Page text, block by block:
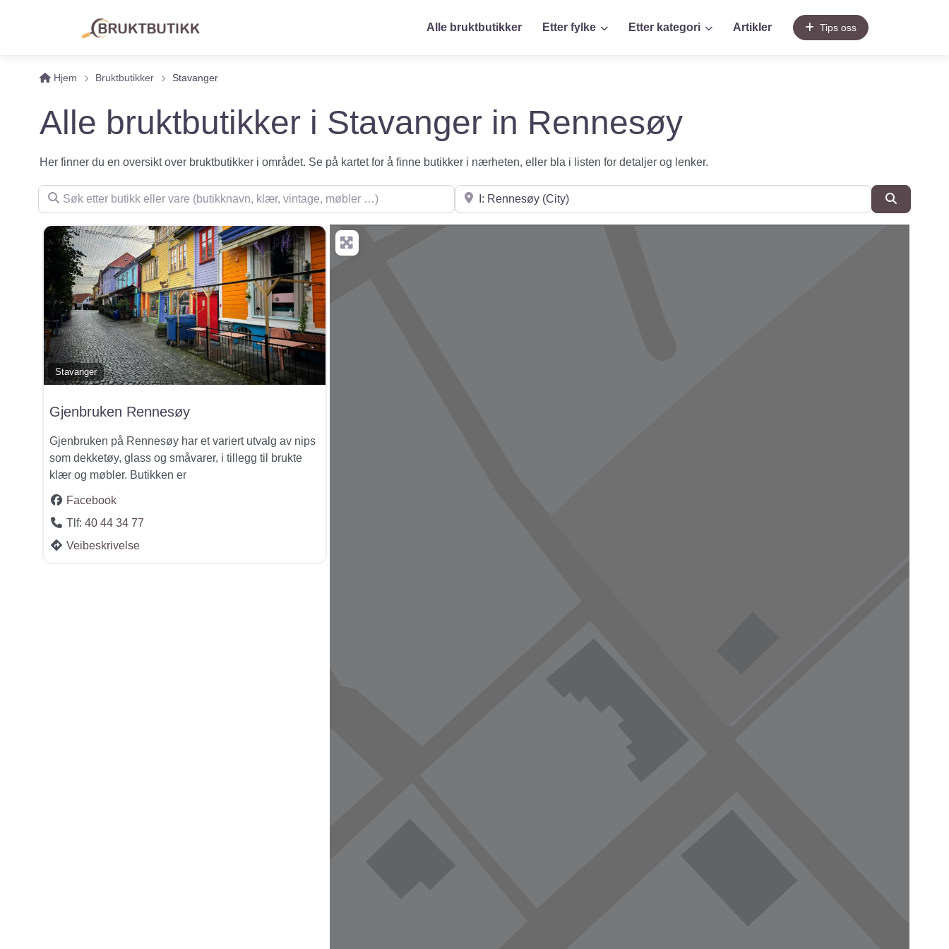
Alle bruktbutikker Etter fylke Etter kategori Artikler Tips oss
Hjem Bruktbutikker Stavanger
Alle bruktbutikker i Stavanger in Rennesøy
Her finner du en oversikt over bruktbutikker i området. Se på kartet for å finne butikker i nærheten, eller bla i listen for detaljer og lenker.
Søk etter butikk eller vare (butikknavn, klær, vintage, møbler …) Søk i nærheten
Stavanger
Gjenbruken Rennesøy
Gjenbruken på Rennesøy har et variert utvalg av nips
som dekketøy, glass og småvarer, i tillegg til brukte
klær og møbler. Butikken er
Facebook
Tlf: 40 44 34 77
Veibeskrivelse